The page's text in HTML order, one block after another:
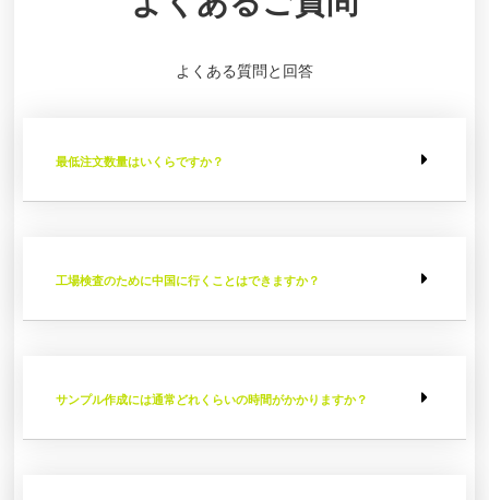
よくある質問と回答
最低注文数量はいくらですか？
工場検査のために中国に行くことはできますか？
サンプル作成には通常どれくらいの時間がかかりますか？